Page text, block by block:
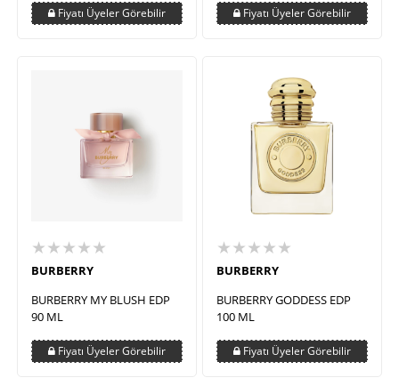
Fiyatı Üyeler Görebilir Fiyatı Üyeler Görebilir
★★★★★
BURBERRY
BURBERRY MY BLUSH EDP
90 ML
Fiyatı Üyeler Görebilir
★★★★★
BURBERRY
BURBERRY GODDESS EDP
100 ML
Fiyatı Üyeler Görebilir